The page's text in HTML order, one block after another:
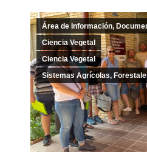
Área de Información,
Ciencia Vegetal
Ciencia Vegetal
Sistemas Agrícolas,